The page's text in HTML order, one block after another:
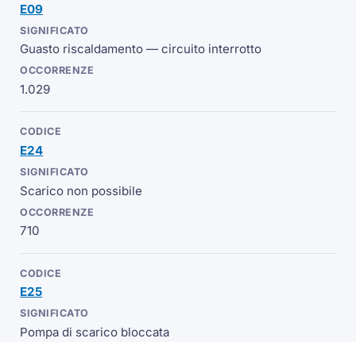
E09
Guasto riscaldamento — circuito interrotto
1.029
E24
Scarico non possibile
710
E25
Pompa di scarico bloccata